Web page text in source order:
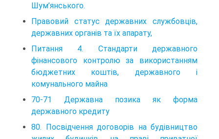
Шум’янського.
Правовий статус державних службовців,
державних органів та їх апарату,
Питання 4. Стандарти державного
фінансового контролю за використанням
бюджетних коштів, державного і
комунального майна
70-71 Державна позика як форма
державного кредиту
80. Посвідчення договорів на будівництво